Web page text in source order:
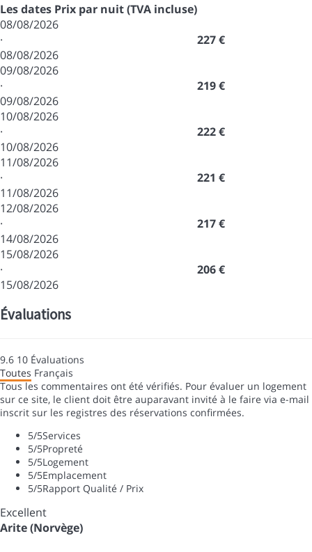
Les dates Prix par nuit (TVA incluse)
08/08/2026
·
08/08/2026
227 €
09/08/2026
·
09/08/2026
219 €
10/08/2026
·
10/08/2026
222 €
11/08/2026
·
11/08/2026
221 €
12/08/2026
·
14/08/2026
217 €
15/08/2026
·
15/08/2026
206 €
Évaluations
9.6 10 Évaluations
Toutes Français
Tous les commentaires ont été vérifiés. Pour évaluer un logement
sur ce site, le client doit être auparavant invité à le faire via e-mail
inscrit sur les registres des réservations confirmées.
5/5Services
5/5Propreté
5/5Logement
5/5Emplacement
5/5Rapport Qualité / Prix
Excellent
Arite (Norvège)